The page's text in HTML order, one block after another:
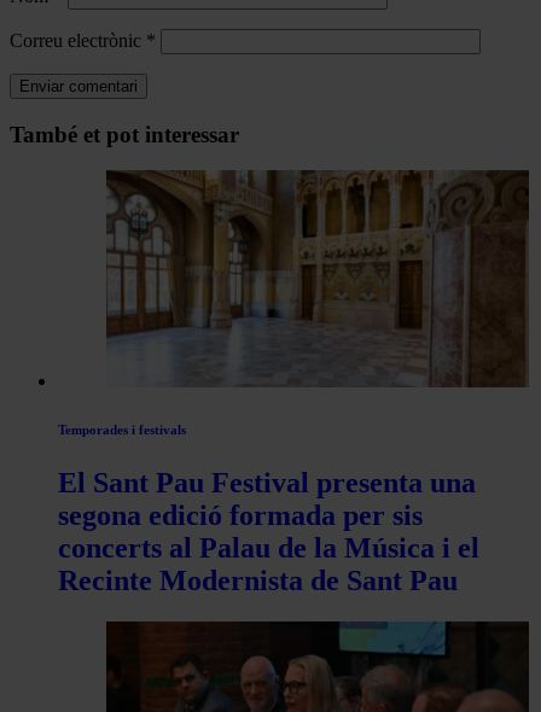
Correu electrònic *
Navegar
També et pot interessar
Temporades i festivals
El Sant Pau Festival presenta una
segona edició formada per sis
concerts al Palau de la Música i el
Recinte Modernista de Sant Pau